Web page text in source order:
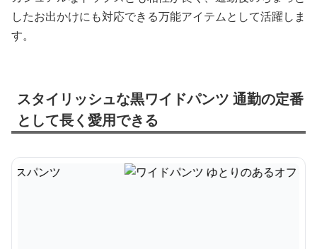
したお出かけにも対応できる万能アイテムとして活躍しま
す。
スタイリッシュな黒ワイドパンツ 通勤の定番
として長く愛用できる